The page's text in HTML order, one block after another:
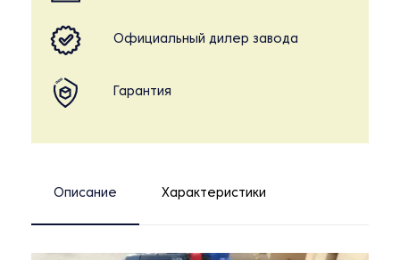
Официальный дилер завода
Гарантия
Описание Характеристики